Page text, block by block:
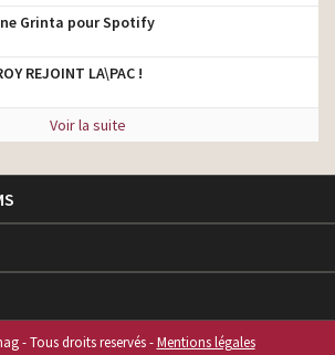
Grinta pour Spotify
REJOINT LA\PAC !
Voir la suite
- Tous droits reservés -Mentions légales